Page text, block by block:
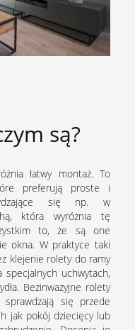
są?
łatwy montaż. To
preferują proste i
się np. w
która wyróżnia tę
to, że są one
okna. W praktyce taki
klejenie rolety do ramy
uchwytach,
Bezinwazyjne rolety
sprawdzają się przede
jak pokój dziecięcy lub